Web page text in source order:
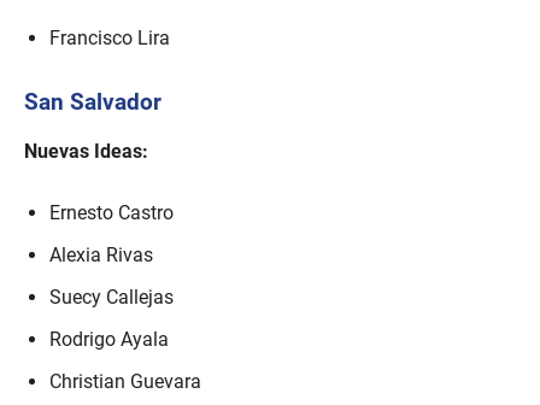
Francisco Lira
San Salvador
Nuevas Ideas:
Ernesto Castro
Alexia Rivas
Suecy Callejas
Rodrigo Ayala
Christian Guevara